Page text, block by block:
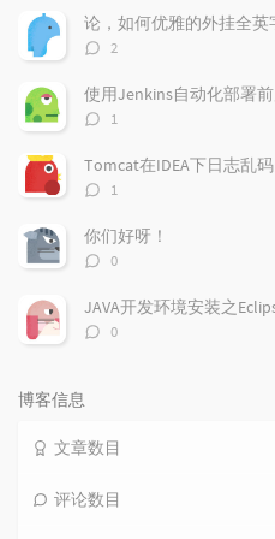
文
章
论，如何优雅的外挂全
评
数：
2
使用Jenkins自动化部署
评
数：
1
Tomcat在IDEA下日志乱码
评
数：
1
你们好呀！
评
数：
0
JAVA开发环境安装之
评
0
博客信息
文章数目
评论数目